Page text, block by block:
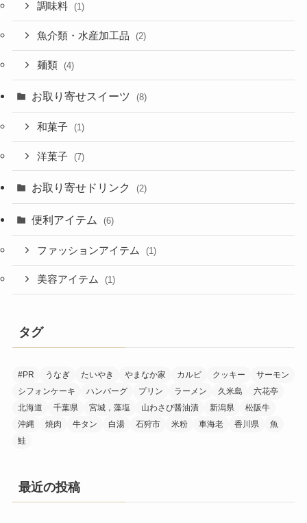
調味料 (1)
魚介類・水産加工品 (2)
麺類 (4)
お取り寄せスイーツ (8)
和菓子 (1)
洋菓子 (7)
お取り寄せドリンク (2)
便利アイテム (6)
ファッションアイテム (1)
美容アイテム (1)
タグ
#PR うなぎ たいやき やまなか家 カルビ クッキー
サーモン
シフォンケーキ
ハンバーグ プリン ラーメン 久米島
六花亭
北海道
千葉県 宮城，藻塩 山わさび醤油漬 新潟県
松阪牛
沖縄
焼肉 牛タン 白湯 石狩市 米粉 車海老 香川県
魚
鮭
最近の投稿